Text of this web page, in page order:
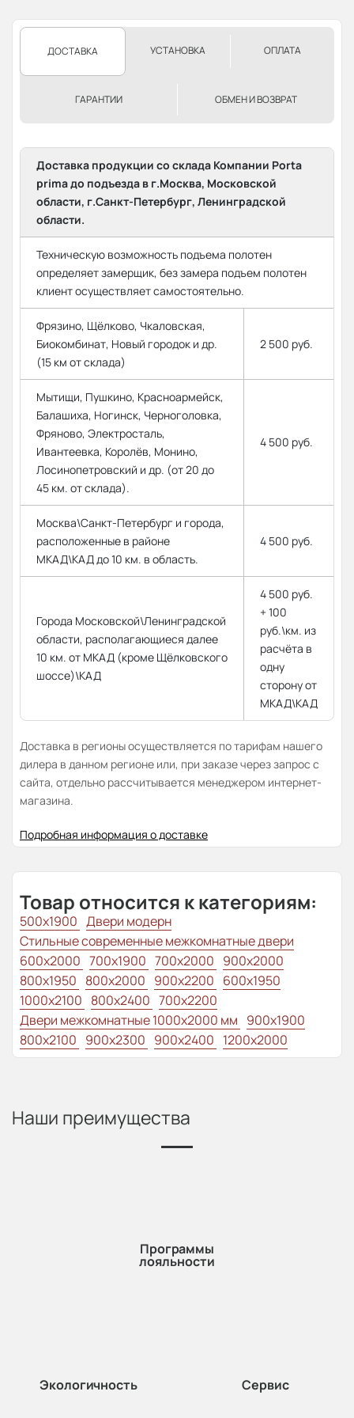
ДОСТАВКА УСТАНОВКА ОПЛАТА
ГАРАНТИИ ОБМЕН И ВОЗВРАТ
Доставка продукции со склада Компании Porta
prima до подъезда в г.Москва, Московской
области, г.Санкт-Петербург, Ленинградской
области.
Техническую возможность подъема полотен
определяет замерщик, без замера подъем полотен
клиент осуществляет самостоятельно.
Фрязино, Щёлково, Чкаловская,
Биокомбинат, Новый городок и др.
(15 км от склада)
2 500 руб.
Мытищи, Пушкино, Красноармейск,
Балашиха, Ногинск, Черноголовка,
Фряново, Электросталь,
Ивантеевка, Королёв, Монино,
Лосинопетровский и др. (от 20 до
45 км. от склада).
4 500 руб.
Москва\Санкт-Петербург и города,
расположенные в районе
МКАД\КАД до 10 км. в область.
4 500 руб.
Города Московской\Ленинградской
области, располагающиеся далее
10 км. от МКАД (кроме Щёлковского
шоссе)\КАД
4 500 руб.
+ 100
руб.\км. из
расчёта в
одну
сторону от
МКАД\КАД
Доставка в регионы осуществляется по тарифам нашего
дилера в данном регионе или, при заказе через запрос с
сайта, отдельно рассчитывается менеджером интернет-
магазина.
Подробная информация о доставке
Товар относится к категориям:
500x1900 Двери модерн
Стильные современные межкомнатные двери
600x2000 700x1900 700x2000 900x2000
800х1950 800x2000 900x2200 600x1950
1000x2100 800x2400 700x2200
Двери межкомнатные 1000х2000 мм 900x1900
800x2100 900x2300 900x2400 1200x2000
Наши преимущества
Программы
лояльности
Экологичность Сервис